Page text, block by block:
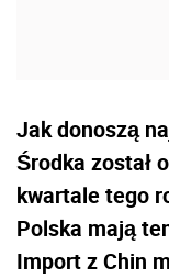
Jak donoszą
Środka został
kwartale tego
Polska mają
Import z Chin